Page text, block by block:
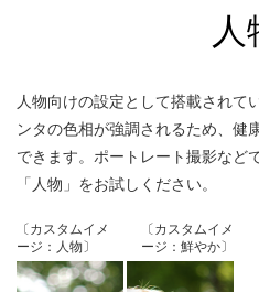
人
人物向けの設定として搭載されて
ンタの色相が強調されるため、健
できます。ポートレート撮影など
「人物」をお試しください。
〔カスタムイメ
ージ：人物〕
〔カスタムイメ
ージ：鮮やか〕